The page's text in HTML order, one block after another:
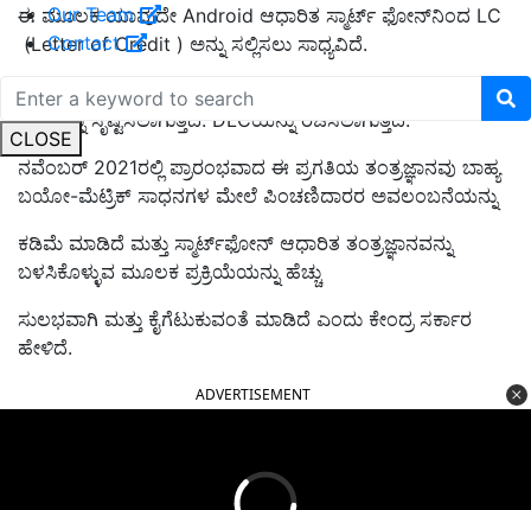
Our Team
Contact
CLOSE
ಈ ಮೂಲಕ ಯಾವುದೇ Android ಆಧಾರಿತ ಸ್ಮಾರ್ಟ್ ಫೋನ್‌ನಿಂದ LC
(Letter of Credit ) ಅನ್ನು ಸಲ್ಲಿಸಲು ಸಾಧ್ಯವಿದೆ.
ಈ ಸೌಲಭ್ಯದ ಪ್ರಕಾರ, ಮುಖದ ದೃಢೀಕರಣ ತಂತ್ರದ ಮೂಲಕ ವ್ಯಕ್ತಿಯ
ಗುರುತನ್ನು ಸೃಷ್ಟಿಸಲಾಗುತ್ತದೆ. DLCಯನ್ನು ರಚಿಸಲಾಗುತ್ತದೆ.
ನವೆಂಬರ್ 2021ರಲ್ಲಿ ಪ್ರಾರಂಭವಾದ ಈ ಪ್ರಗತಿಯ ತಂತ್ರಜ್ಞಾನವು ಬಾಹ್ಯ
ಬಯೋ-ಮೆಟ್ರಿಕ್ ಸಾಧನಗಳ ಮೇಲೆ ಪಿಂಚಣಿದಾರರ ಅವಲಂಬನೆಯನ್ನು
ಕಡಿಮೆ ಮಾಡಿದೆ ಮತ್ತು ಸ್ಮಾರ್ಟ್‌ಫೋನ್ ಆಧಾರಿತ ತಂತ್ರಜ್ಞಾನವನ್ನು
ಬಳಸಿಕೊಳ್ಳುವ ಮೂಲಕ ಪ್ರಕ್ರಿಯೆಯನ್ನು ಹೆಚ್ಚು
ಸುಲಭವಾಗಿ ಮತ್ತು ಕೈಗೆಟುಕುವಂತೆ ಮಾಡಿದೆ ಎಂದು ಕೇಂದ್ರ ಸರ್ಕಾರ
ಹೇಳಿದೆ.
ADVERTISEMENT